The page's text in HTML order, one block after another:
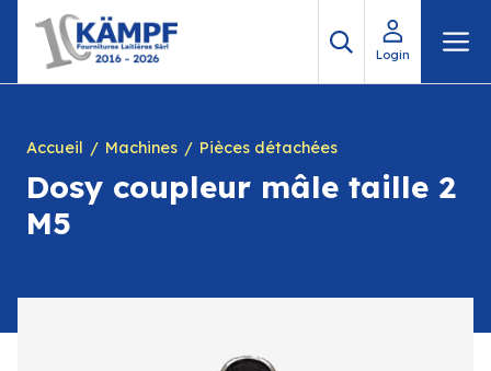
contenu
Login
Accueil Machines Pièces détachées
Dosy coupleur mâle taille 2
M5